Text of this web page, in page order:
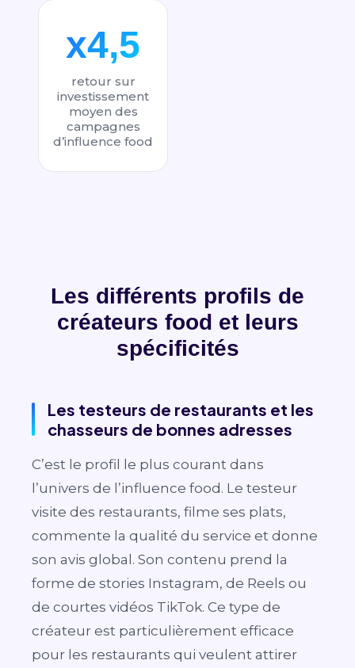
x4,5
retour sur
investissement
moyen des
campagnes
d’influence food
Les différents profils de
créateurs food et leurs
spécificités
Les testeurs de restaurants et les
chasseurs de bonnes adresses
C’est le profil le plus courant dans
l’univers de l’influence food. Le testeur
visite des restaurants, filme ses plats,
commente la qualité du service et donne
son avis global. Son contenu prend la
forme de stories Instagram, de Reels ou
de courtes vidéos TikTok. Ce type de
créateur est particulièrement efficace
pour les restaurants qui veulent attirer